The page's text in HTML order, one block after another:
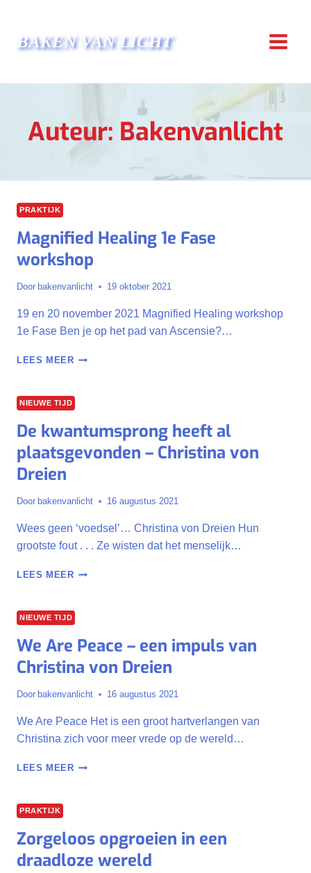
inhoudBAKEN VAN LICHT
Auteur: Bakenvanlicht
PRAKTIJK
Magnified Healing 1e Fase
workshop
Door bakenvanlicht 19 oktober 2021
19 en 20 november 2021 Magnified Healing workshop
1e Fase Ben je op het pad van Ascensie?…
LEES MEERMAGNIFIED
FASE
WORKSHOP
NIEUWE TIJD
De kwantumsprong heeft al
plaatsgevonden – Christina von
Dreien
Door bakenvanlicht 16 augustus 2021
Wees geen ‘voedsel’… Christina von Dreien Hun
grootste fout . . . Ze wisten dat het menselijk…
LEES MEERDE
AL
PLAATSGEVONDEN
–
CHRISTINA
VON
NIEUWE TIJD
We Are Peace – een impuls van
Christina von Dreien
Door bakenvanlicht 16 augustus 2021
We Are Peace Het is een groot hartverlangen van
Christina zich voor meer vrede op de wereld…
LEES MEERWE
IMPULS
VAN
CHRISTINA
PRAKTIJK
Zorgeloos opgroeien in een
draadloze wereld